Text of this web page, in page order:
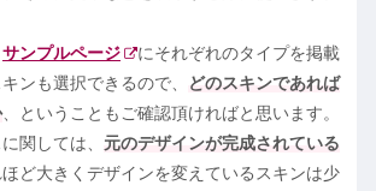
サンプルページ
にそれぞれのタイプを掲載
ンも選択できるので、
どのスキンであれば
、ということもご確認頂ければと思います。
関しては、 元のデザインが完成されている
ど大きくデザインを変えているスキンは少